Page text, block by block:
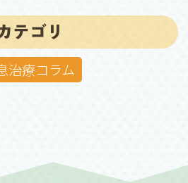
テゴリ
治療コラム